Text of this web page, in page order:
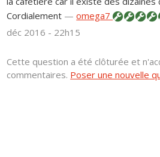
Cordialement —omega7
déc 2016 - 22h15
Cette question a été clôturée et
commentaires. Poser une nouvelle